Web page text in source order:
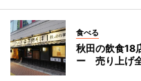
食べる
秋田の飲食18
ー 売り上げ